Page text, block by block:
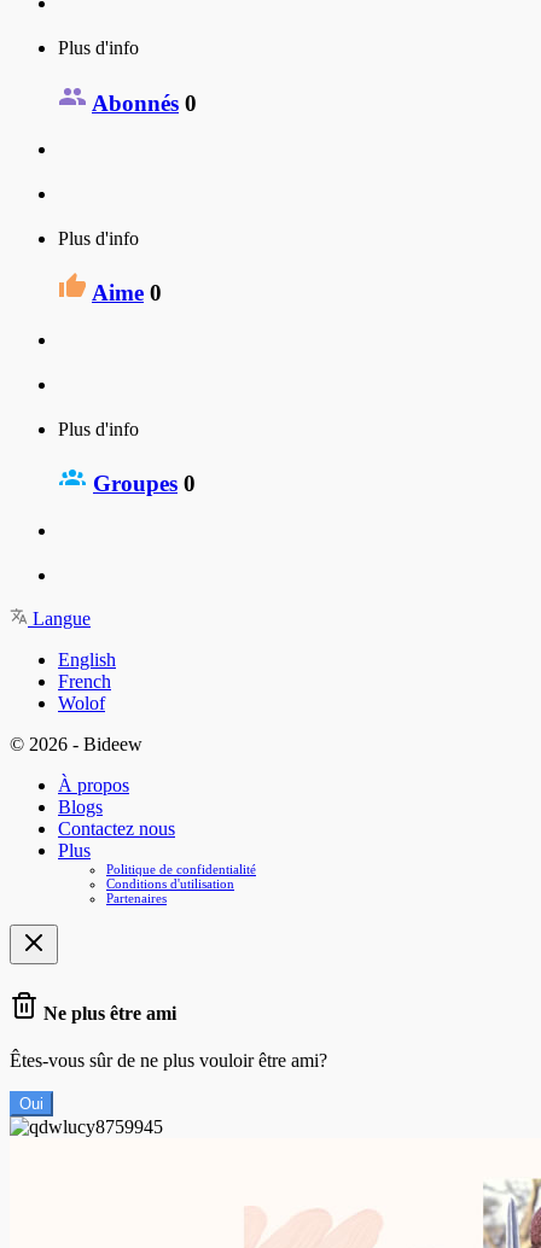
Plus d'info
Abonnés 0
Plus d'info
Aime 0
Plus d'info
Groupes 0
Langue
English
French
Wolof
© 2026 - Bideew
À propos
Blogs
Contactez nous
Plus
Politique de confidentialité
Conditions d'utilisation
Partenaires
Ne plus être ami
Êtes-vous sûr de ne plus vouloir être ami?
Oui